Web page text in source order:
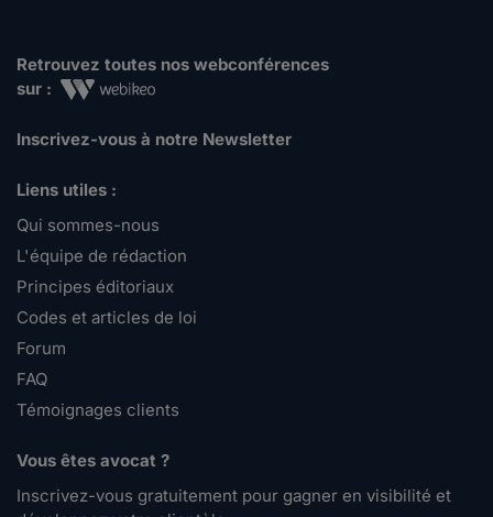
Retrouvez toutes nos webconférences
sur :
Inscrivez-vous à notre Newsletter
Liens utiles :
Qui sommes-nous
L'équipe de rédaction
Principes éditoriaux
Codes et articles de loi
Forum
FAQ
Témoignages clients
Vous êtes avocat ?
Inscrivez-vous gratuitement pour gagner en visibilité et